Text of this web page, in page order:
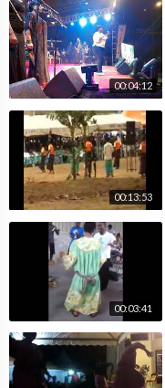
00:04:12
00:13:53
00:03:41